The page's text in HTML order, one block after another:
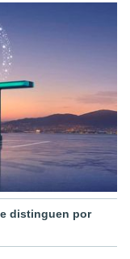
distinguen por